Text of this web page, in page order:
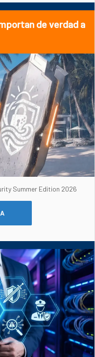
de verdad a
Summer Edition 2026